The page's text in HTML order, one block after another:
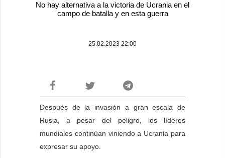
No hay alternativa a la victoria de Ucrania en el
campo de batalla y en esta guerra
25.02.2023 22:00
Después de la invasión a gran escala de
Rusia, a pesar del peligro, los líderes
mundiales continúan viniendo a Ucrania para
expresar su apoyo.